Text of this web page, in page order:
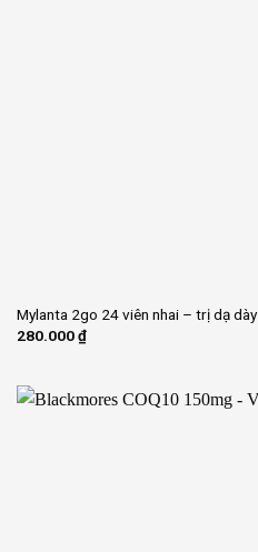
Mylanta 2go 24 viên nhai – trị dạ
280.000₫